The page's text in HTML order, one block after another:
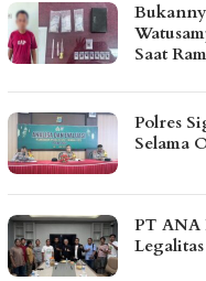
Saat
Polres
Selama
PT ANA